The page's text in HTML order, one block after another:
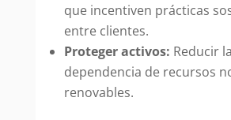
que incentiven prácticas
entre clientes.
Proteger activos: Reducir la
dependencia de recursos
renovables.